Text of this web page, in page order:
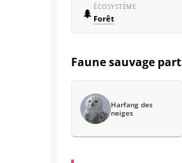
🌲 ÉCOSYSTÈME
Forêt
Faune sauvage
Harfang des
neiges